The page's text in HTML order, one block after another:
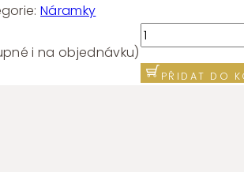
Náramky
i na objednávku)
Náramek
chirurgická
ocel
Brosway
PŘIDAT DO